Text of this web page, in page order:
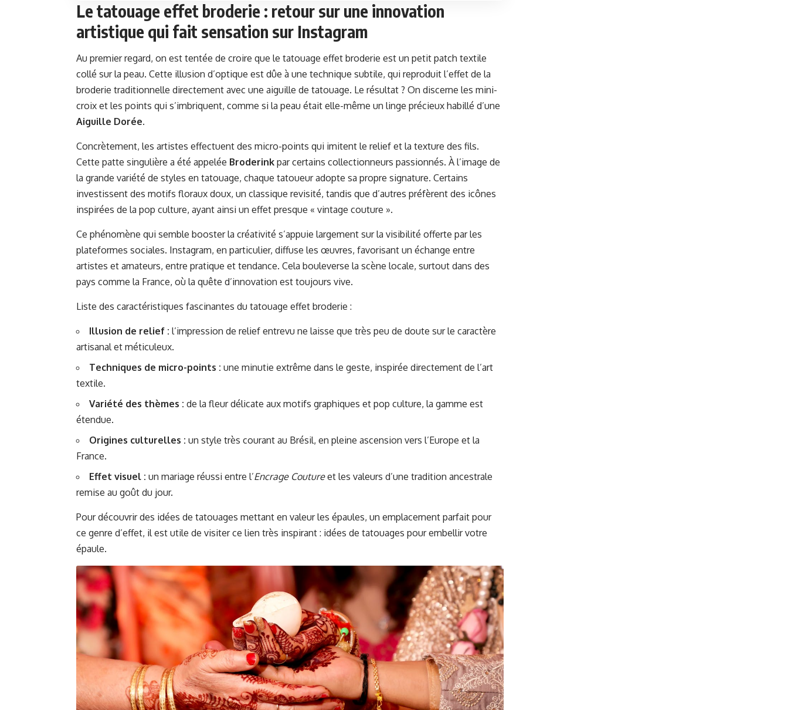
Le tatouage effet broderie : retour sur une innovation
artistique qui fait sensation sur Instagram
Au premier regard, on est tentée de croire que le tatouage effet broderie est un petit patch textile
collé sur la peau. Cette illusion d’optique est dûe à une technique subtile, qui reproduit l’effet de la
broderie traditionnelle directement avec une aiguille de tatouage. Le résultat ? On discerne les mini-
croix et les points qui s’imbriquent, comme si la peau était elle-même un linge précieux habillé d’une
Aiguille Dorée.
Concrètement, les artistes effectuent des micro-points qui imitent le relief et la texture des fils.
Cette patte singulière a été appelée Broderink par certains collectionneurs passionnés. À l’image de
la grande variété de styles en tatouage, chaque tatoueur adopte sa propre signature. Certains
investissent des motifs floraux doux, un classique revisité, tandis que d’autres préfèrent des icônes
inspirées de la pop culture, ayant ainsi un effet presque « vintage couture ».
Ce phénomène qui semble booster la créativité s’appuie largement sur la visibilité offerte par les
plateformes sociales. Instagram, en particulier, diffuse les œuvres, favorisant un échange entre
artistes et amateurs, entre pratique et tendance. Cela bouleverse la scène locale, surtout dans des
pays comme la France, où la quête d’innovation est toujours vive.
Liste des caractéristiques fascinantes du tatouage effet broderie :
Illusion de relief : l’impression de relief entrevu ne laisse que très peu de doute sur le caractère
artisanal et méticuleux.
Techniques de micro-points : une minutie extrême dans le geste, inspirée directement de l’art
textile.
Variété des thèmes : de la fleur délicate aux motifs graphiques et pop culture, la gamme est
étendue.
Origines culturelles : un style très courant au Brésil, en pleine ascension vers l’Europe et la
France.
Effet visuel : un mariage réussi entre l’Encrage Coutureet les valeurs d’une tradition ancestrale
remise au goût du jour.
Pour découvrir des idées de tatouages mettant en valeur les épaules, un emplacement parfait pour
ce genre d’effet, il est utile de visiter ce lien très inspirant : idées de tatouages pour embellir votre
épaule.